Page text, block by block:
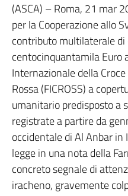
(ASCA) – Roma, 21 mar
per la Cooperazione allo
contributo multilaterale di
centocinquantamila Euro
Internazionale della
Rossa (FICROSS) a
umanitario predisposto a
registrate a partire da
occidentale di Al Anbar
legge in una nota della
concreto segnale di
iracheno, gravemente